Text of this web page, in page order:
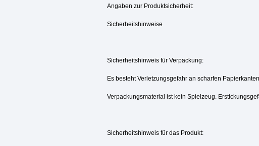
Angaben zur Produktsicherheit:
Sicherheitshinweise
Sicherheitshinweis für Verpackung:
Es besteht Verletzungsgefahr an scharfen
Verpackungsmaterial ist kein Spielzeug.
Sicherheitshinweis für das Produkt: